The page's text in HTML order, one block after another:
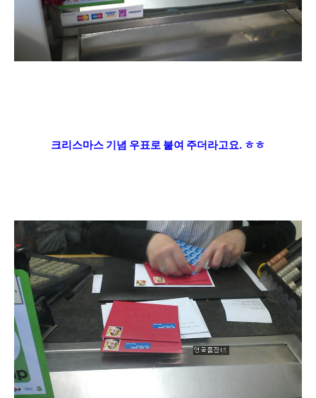
크리스마스 기념 우표로 붙여 주더라고요. ㅎㅎ